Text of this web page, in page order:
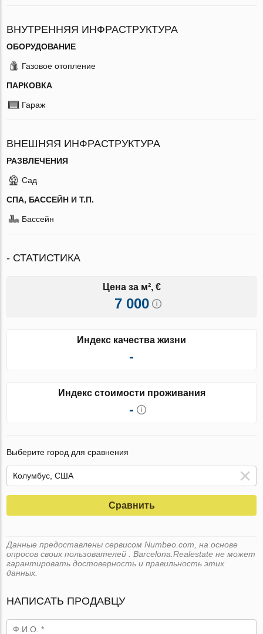
ВНУТРЕННЯЯ ИНФРАСТРУКТУРА
ОБОРУДОВАНИЕ
Газовое отопление
ПАРКОВКА
Гараж
ВНЕШНЯЯ ИНФРАСТРУКТУРА
РАЗВЛЕЧЕНИЯ
Сад
СПА, БАССЕЙН И Т.П.
Бассейн
- СТАТИСТИКА
Цена за м², €
7 000
Индекс качества жизни
-
Индекс стоимости проживания
-
Выберите город для сравнения
Сравнить
Данные предоставлены сервисом Numbeo.com, на основе
опросов своих пользователей . Barcelona.Realestate не может
гарантировать достоверность и правильность этих
данных.
НАПИСАТЬ ПРОДАВЦУ